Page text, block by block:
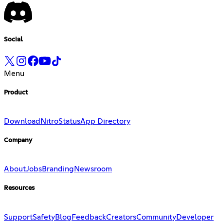
Social
Menu
Product
Download NitroStatusApp Directory
Company
AboutJobsBranding Newsroom
Resources
SupportSafetyBlog FeedbackCreatorsCommunityDeveloper